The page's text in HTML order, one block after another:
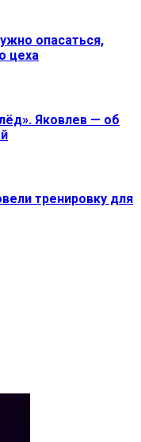
опасаться,
цеха
Яковлев — об
тренировку для